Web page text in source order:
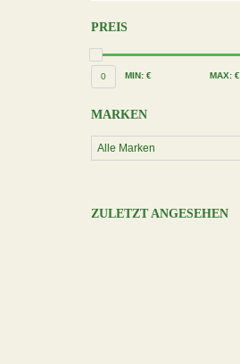
PREIS
0 MIN: € MAX: €
MARKEN
ZULETZT ANGESEHEN